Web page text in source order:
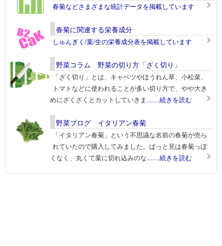
春菊などさまざまな統計データを掲載しています
春菊に関連する栄養成分
しゅんぎく/葉/生の栄養成分表を掲載しています
野菜コラム 野菜の切り方「ざく切り」
「ざく切り」とは、キャベツやほうれん草、小松菜、
トマトなどに使われることが多い切り方で、やや大き
めにざくざくとカットしていきま ……続きを読む
野菜ブログ イタリアン春菊
「イタリアン春菊」という不思議な名前の春菊が売ら
れていたので購入してみました。ぱっと見は春菊っぽ
くなく、丸くて葉に切れ込みのな……続きを読む